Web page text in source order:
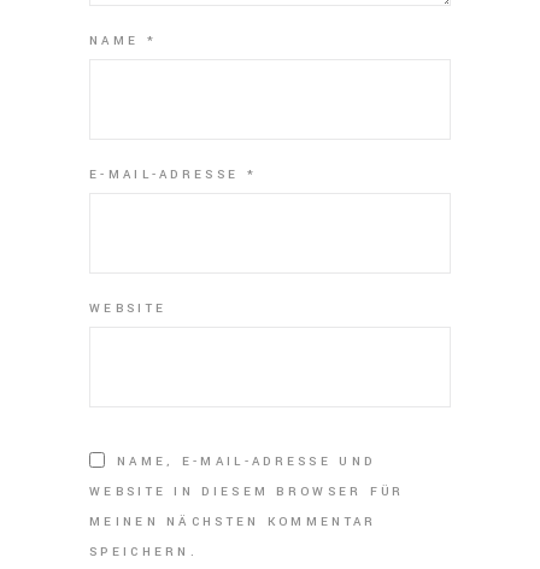
NAME *
E-MAIL-ADRESSE *
WEBSITE
NAME, E-MAIL-ADRESSE UND
WEBSITE IN DIESEM BROWSER FÜR
MEINEN NÄCHSTEN KOMMENTAR
SPEICHERN.